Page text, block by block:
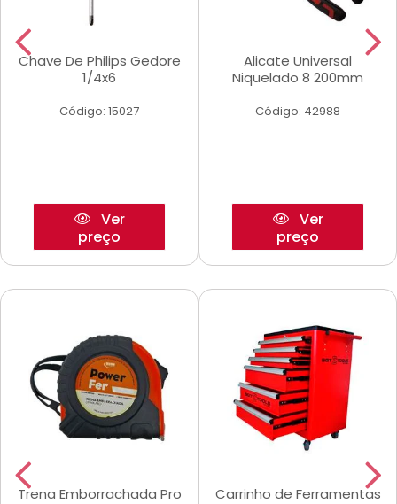
Chave De Philips Gedore
1/4x6
Código: 15027
Ver
preço
Alicate Universal
Niquelado 8 200mm
Código: 42988
Ver
preço
Trena Emborrachada Pro
Carrinho de Ferramentas